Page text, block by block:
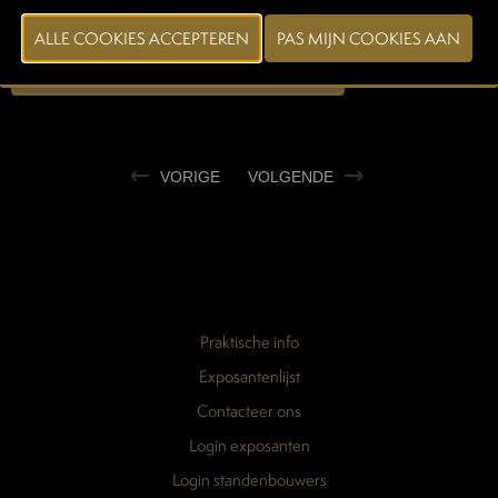
smaak valt en gemakkelijk door chef-koks kan worden verwerkt.
CONTACTEER EXPOSANT
VORIGE VOLGENDE
Praktische info
Exposantenlijst
Contacteer ons
Login exposanten
Login standenbouwers